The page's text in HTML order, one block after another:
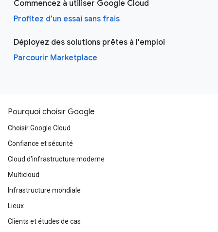
Commencez à utiliser Google Cloud
Profitez d'un essai sans frais
Déployez des solutions prêtes à l'emploi
Parcourir Marketplace
Pourquoi choisir Google
Choisir Google Cloud
Confiance et sécurité
Cloud d'infrastructure moderne
Multicloud
Infrastructure mondiale
Lieux
Clients et études de cas